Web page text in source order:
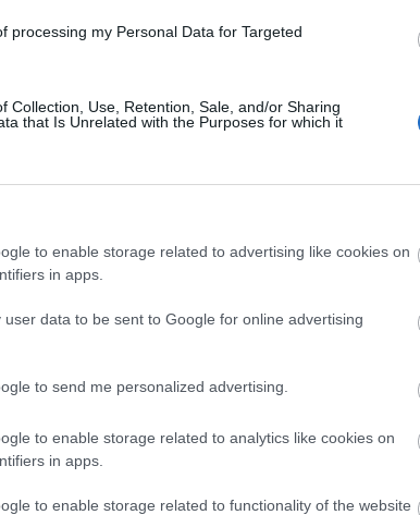
processing my Personal Data for Targeted
Collection, Use, Retention, Sale, and/or Sharing
that Is Unrelated with the Purposes for which it
to enable storage related to advertising like cookies on
in apps.
user data to be sent to Google for online advertising
to send me personalized advertising.
to enable storage related to analytics like cookies on
in apps.
to enable storage related to functionality of the website
kedvcsináló
tartalomnak minősülnek, értük aszolgáltatás
azokat nem ellenőrzi. Kifogás esetén forduljon a blog
játék